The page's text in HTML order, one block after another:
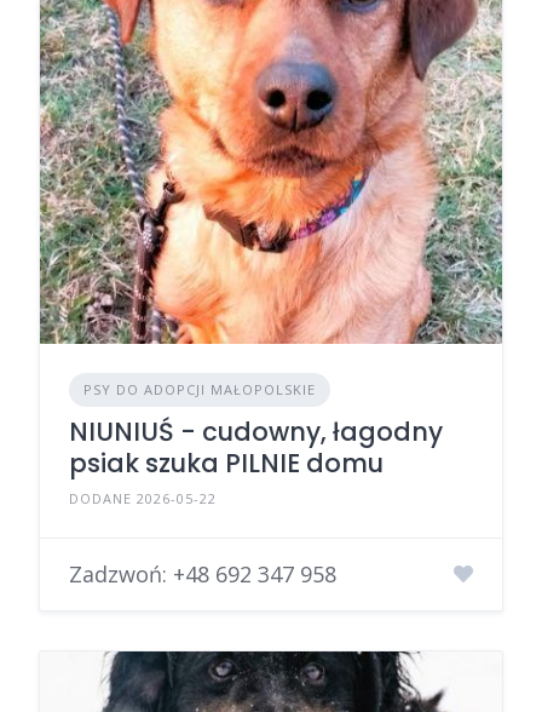
PSY DO ADOPCJI MAŁOPOLSKIE
NIUNIUŚ - cudowny, łagodny
psiak szuka PILNIE domu
DODANE 2026-05-22
Zadzwoń: +48 692 347 958